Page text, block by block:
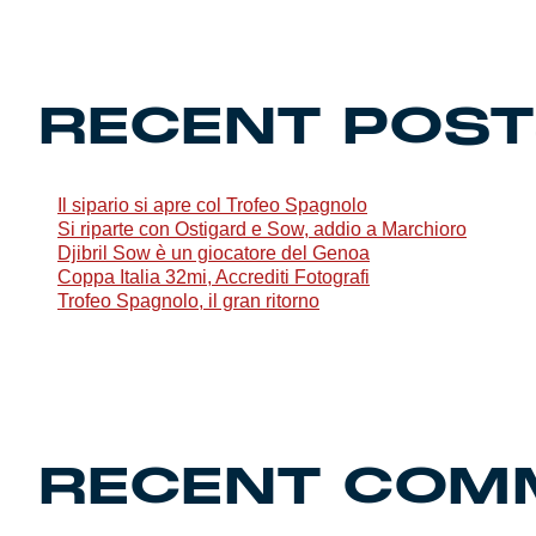
Urban Collection
Sebago x Genoa
Robe di Kappa x Genoa
RECENT
Il sipario si apre col Trofeo Spagnolo
Si riparte con Ostigard e Sow, addio a Marchioro
Djibril Sow è un giocatore del Genoa
Coppa Italia 32mi, Accrediti Fotografi
Trofeo Spagnolo, il gran ritorno
RECENT